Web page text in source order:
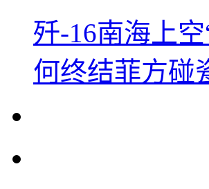
歼-16南海上
何终结菲方碰